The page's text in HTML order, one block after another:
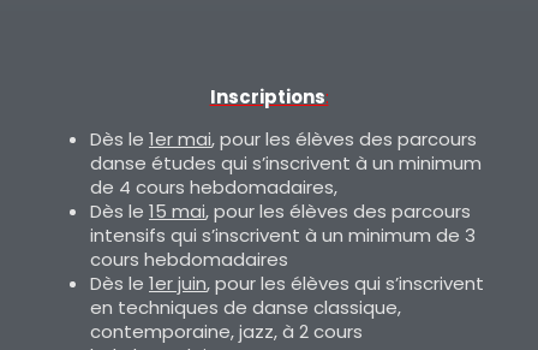
Inscriptions:
Dès le 1er mai, pour les élèves des parcours
danse études qui s’inscrivent à un minimum
de 4 cours hebdomadaires,
Dès le 15 mai, pour les élèves des parcours
intensifs qui s’inscrivent à un minimum de 3
cours hebdomadaires
Dès le 1er juin, pour les élèves qui s’inscrivent
en techniques de danse classique,
contemporaine, jazz, à 2 cours